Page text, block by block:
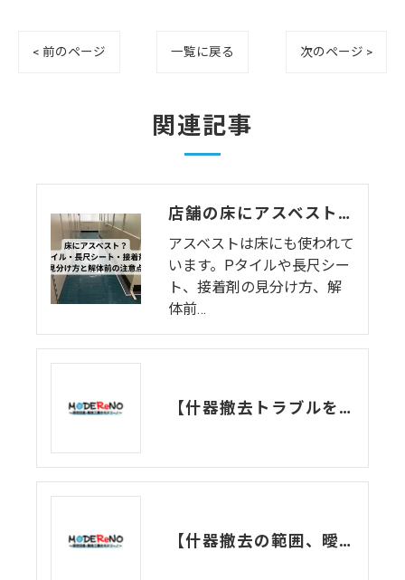
< 前のページ 一覧に戻る 次のページ >
関連記事
店舗の床にアスベスト？ビニル床タイル（Pタイル）・長尺シート（ビニル床シート）・接着剤の見分け方と解体前の注意点
アスベストは床にも使われて
います。Pタイルや長尺シー
ト、接着剤の見分け方、解
体前…
【什器撤去トラブルを未然に防ぐ！】貸主とのやり取りで確認すべき契約書チェックポイントをQ&Aで解説
【什器撤去の範囲、曖昧になっていませんか？】原状回復との違いと、責任の境界をQ&Aでスッキリ解説！